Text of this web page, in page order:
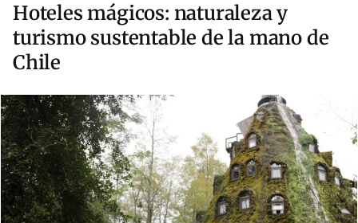
Hoteles mágicos: naturaleza y
turismo sustentable de la mano de
Chile